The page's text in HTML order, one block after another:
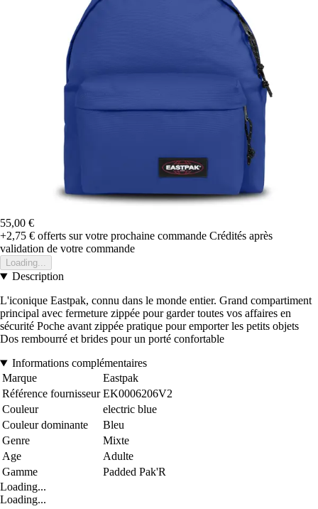
55,00 €
+2,75 € offerts sur votre prochaine commande Crédités après
validation de votre commande
Loading...
Description
L'iconique Eastpak, connu dans le monde entier. Grand compartiment
principal avec fermeture zippée pour garder toutes vos affaires en
sécurité Poche avant zippée pratique pour emporter les petits objets
Dos rembourré et brides pour un porté confortable
Informations complémentaires
Marque
Eastpak
Référence fournisseur EK0006206V2
Couleur
electric blue
Couleur dominante
Bleu
Genre
Mixte
Age
Adulte
Gamme
Padded Pak'R
Loading...
Loading...